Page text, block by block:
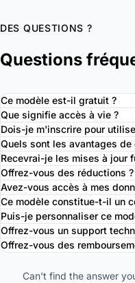
DES QUESTIONS ?
Questions
Ce modèle est-il gratuit ?
Que signifie accès à vie ?
Dois-je m'inscrire pour
Quels sont les avantages de
Recevrai-je les mises à jour
Offrez-vous des réductions ?
Avez-vous accès à mes
Ce modèle constitue-t-il un
Puis-je personnaliser ce
Offrez-vous un support
Offrez-vous des
Can't find the answer